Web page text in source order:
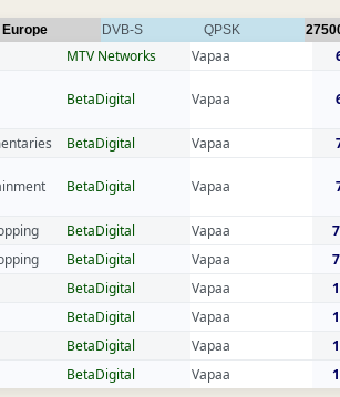
Europe DVB-S QPSK
MTV Networks Vapaa
BetaDigital Vapaa
BetaDigital Vapaa
BetaDigital Vapaa
BetaDigital Vapaa
BetaDigital Vapaa
BetaDigital Vapaa
BetaDigital Vapaa
BetaDigital Vapaa
BetaDigital Vapaa